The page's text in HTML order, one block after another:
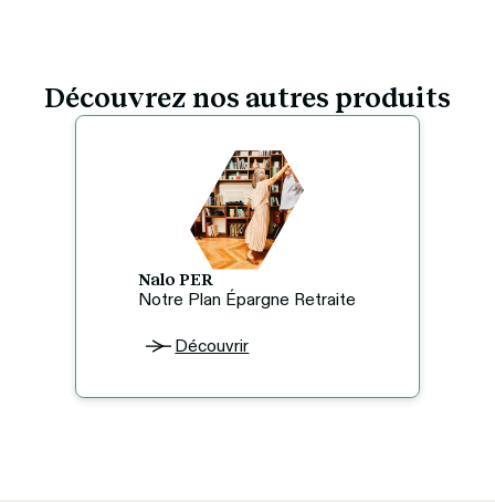
Découvrez nos autres produits
Nalo PER
Notre Plan Épargne Retraite
Découvrir